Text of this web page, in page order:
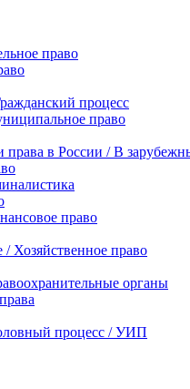
право
процесс
право
права в России / В
право
Хозяйственное право
органы
процесс / УИП